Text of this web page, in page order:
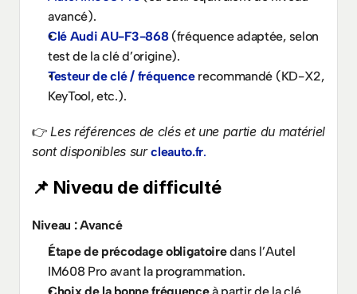
avancé).
Clé Audi AU-F3-868 (fréquence adaptée, selon
test de la clé d’origine).
Testeur de clé / fréquence recommandé (KD-X2,
KeyTool, etc.).
👉 Les références de clés et une partie du matériel
sont disponibles sur cleauto.fr.
📌 Niveau de difficulté
Niveau : Avancé
Étape de précodage obligatoire dans l’Autel
IM608 Pro avant la programmation.